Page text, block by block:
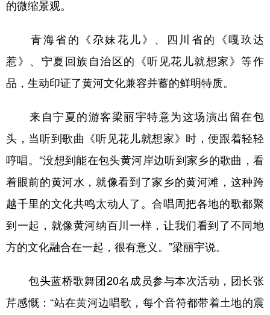
的微缩景观。
青海省的《尕妹花儿》、四川省的《嘎玖达
惹》、宁夏回族自治区的《听见花儿就想家》等作
品，生动印证了黄河文化兼容并蓄的鲜明特质。
来自宁夏的游客梁丽宇特意为这场演出留在包
头，当听到歌曲《听见花儿就想家》时，便跟着轻轻
哼唱。“没想到能在包头黄河岸边听到家乡的歌曲，看
着眼前的黄河水，就像看到了家乡的黄河滩，这种跨
越千里的文化共鸣太动人了。合唱周把各地的歌都聚
到一起，就像黄河纳百川一样，让我们看到了不同地
方的文化融合在一起，很有意义。”梁丽宇说。
包头蓝桥歌舞团20名成员参与本次活动，团长张
芹感慨：“站在黄河边唱歌，每个音符都带着土地的震